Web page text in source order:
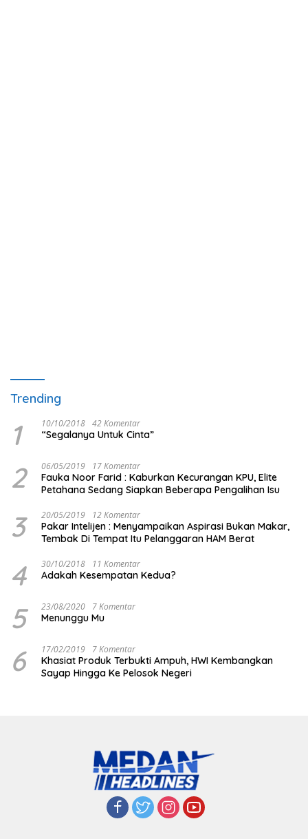
Trending
1 10/10/2018 42 Komentar
“Segalanya Untuk Cinta”
2 06/05/2019 17 Komentar
Fauka Noor Farid : Kaburkan Kecurangan KPU, Elite
Petahana Sedang Siapkan Beberapa Pengalihan Isu
3 20/05/2019 12 Komentar
Pakar Intelijen : Menyampaikan Aspirasi Bukan Makar,
Tembak Di Tempat Itu Pelanggaran HAM Berat
4 30/10/2018 11 Komentar
Adakah Kesempatan Kedua?
5 23/08/2020 7 Komentar
Menunggu Mu
6 17/02/2019 7 Komentar
Khasiat Produk Terbukti Ampuh, HWI Kembangkan
Sayap Hingga Ke Pelosok Negeri